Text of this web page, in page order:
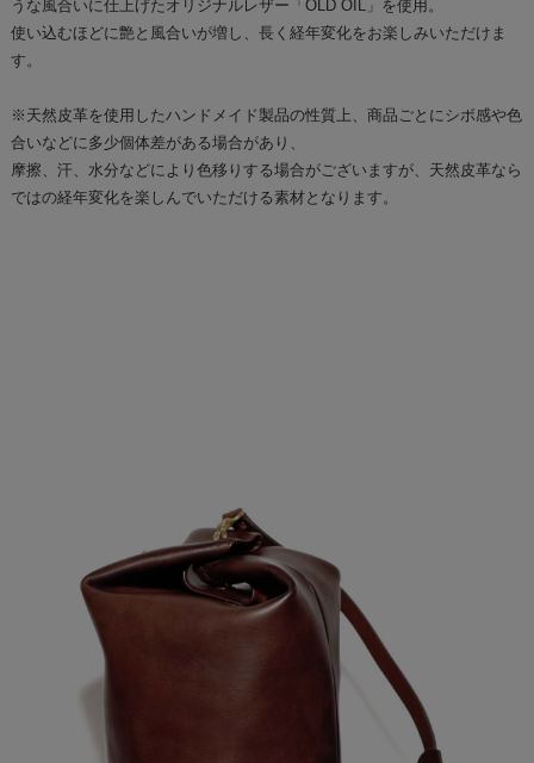
うな風合いに仕上げたオリジナルレザー「OLD OIL」を使用。
使い込むほどに艶と風合いが増し、長く経年変化をお楽しみいただけま
す。
※天然皮革を使用したハンドメイド製品の性質上、商品ごとにシボ感や色
合いなどに多少個体差がある場合があり、
摩擦、汗、水分などにより色移りする場合がございますが、天然皮革なら
ではの経年変化を楽しんでいただける素材となります。